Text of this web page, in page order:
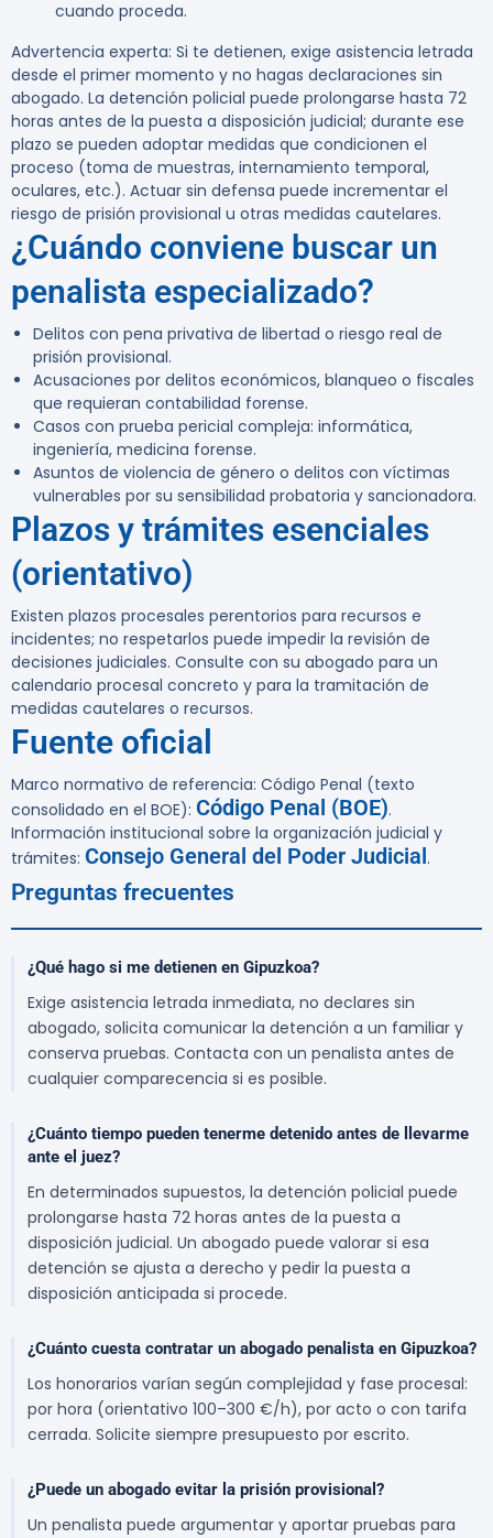
cuando proceda.
Advertencia experta: Si te detienen, exige asistencia letrada
desde el primer momento y no hagas declaraciones sin
abogado. La detención policial puede prolongarse hasta 72
horas antes de la puesta a disposición judicial; durante ese
plazo se pueden adoptar medidas que condicionen el
proceso (toma de muestras, internamiento temporal,
oculares, etc.). Actuar sin defensa puede incrementar el
riesgo de prisión provisional u otras medidas cautelares.
¿Cuándo conviene buscar un
penalista especializado?
Delitos con pena privativa de libertad o riesgo real de
prisión provisional.
Acusaciones por delitos económicos, blanqueo o fiscales
que requieran contabilidad forense.
Casos con prueba pericial compleja: informática,
ingeniería, medicina forense.
Asuntos de violencia de género o delitos con víctimas
vulnerables por su sensibilidad probatoria y sancionadora.
Plazos y trámites esenciales
(orientativo)
Existen plazos procesales perentorios para recursos e
incidentes; no respetarlos puede impedir la revisión de
decisiones judiciales. Consulte con su abogado para un
calendario procesal concreto y para la tramitación de
medidas cautelares o recursos.
Fuente oficial
Marco normativo de referencia: Código Penal (texto
consolidado en el BOE): Código Penal (BOE).
Información institucional sobre la organización judicial y
trámites: Consejo General del Poder Judicial.
Preguntas frecuentes
¿Qué hago si me detienen en Gipuzkoa?
Exige asistencia letrada inmediata, no declares sin
abogado, solicita comunicar la detención a un familiar y
conserva pruebas. Contacta con un penalista antes de
cualquier comparecencia si es posible.
¿Cuánto tiempo pueden tenerme detenido antes de llevarme
ante el juez?
En determinados supuestos, la detención policial puede
prolongarse hasta 72 horas antes de la puesta a
disposición judicial. Un abogado puede valorar si esa
detención se ajusta a derecho y pedir la puesta a
disposición anticipada si procede.
¿Cuánto cuesta contratar un abogado penalista en Gipuzkoa?
Los honorarios varían según complejidad y fase procesal:
por hora (orientativo 100–300 €/h), por acto o con tarifa
cerrada. Solicite siempre presupuesto por escrito.
¿Puede un abogado evitar la prisión provisional?
Un penalista puede argumentar y aportar pruebas para